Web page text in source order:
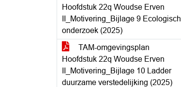
Hoofdstuk 22q Woudse Erven
II_Motivering_Bijlage 9 Ecologisch
onderzoek (2025)
TAM-omgevingsplan
Hoofdstuk 22q Woudse Erven
II_Motivering_Bijlage 10 Ladder
duurzame verstedelijking (2025)